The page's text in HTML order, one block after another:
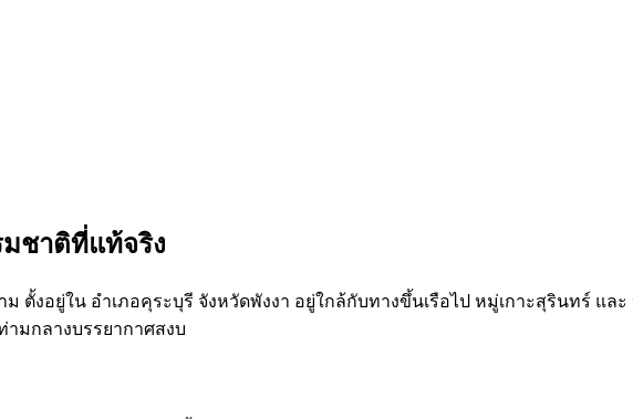
มชาติที่แท้จริง
ม ตั้งอยู่ใน อำเภอคุระบุรี จังหวัดพังงา อยู่ใกล้กับทางขึ้นเรือไป หมู่เกาะสุรินทร์ แล
มกลางบรรยากาศสงบ